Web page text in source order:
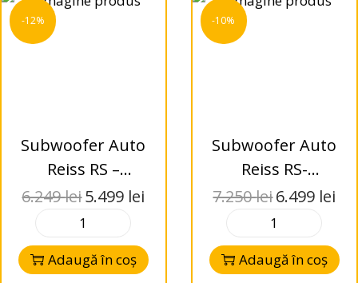
-12%
Subwoofer Auto
Reiss RS –
RANGE15.D2
6.249lei5.499 lei
Adaugă în coș
-10%
Subwoofer Auto
Reiss RS-
RANGE18.D2
7.250lei6.499 lei
Adaugă în coș